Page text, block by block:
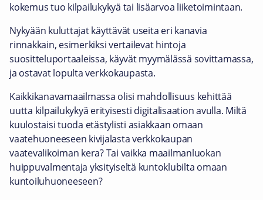
kokemus tuo kilpailukykyä tai lisäarvoa liiketoimintaan.
Nykyään kuluttajat käyttävät useita eri kanavia
rinnakkain, esimerkiksi vertailevat hintoja
suositteluportaaleissa, käyvät myymälässä sovittamassa,
ja ostavat lopulta verkkokaupasta.
Kaikkikanavamaailmassa olisi mahdollisuus kehittää
uutta kilpailukykyä erityisesti digitalisaation avulla. Miltä
kuulostaisi tuoda etästylisti asiakkaan omaan
vaatehuoneeseen kivijalasta verkkokaupan
vaatevalikoiman kera? Tai vaikka maailmanluokan
huippuvalmentaja yksityiseltä kuntoklubilta omaan
kuntoiluhuoneeseen?